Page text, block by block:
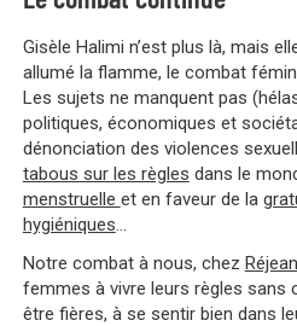
Gisèle Halimi n’est plus là, mais
allumé la flamme, le combat
Les sujets ne manquent pas
politiques, économiques et
dénonciation des violences
tabous sur les règles dans le
menstruelle et en faveur de la
hygiéniques
Notre combat à nous, chez
femmes à vivre leurs règles sans
être fières, à se sentir bien dans